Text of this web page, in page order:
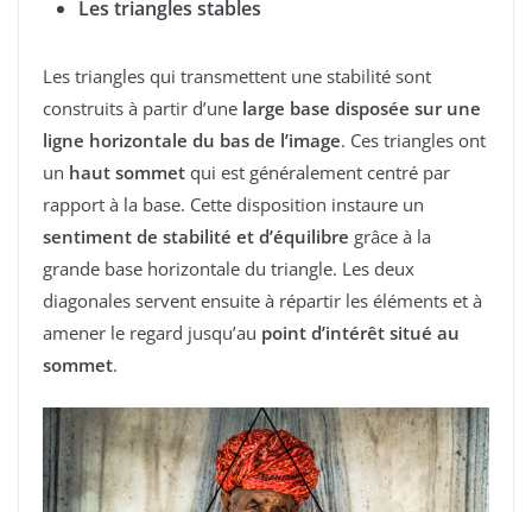
Les triangles stables
Les triangles qui transmettent une stabilité sont
construits à partir d’une large base disposée sur une
ligne horizontale du bas de l’image. Ces triangles ont
un haut sommet qui est généralement centré par
rapport à la base. Cette disposition instaure un
sentiment de stabilité et d’équilibre grâce à la
grande base horizontale du triangle. Les deux
diagonales servent ensuite à répartir les éléments et à
amener le regard jusqu’au point d’intérêt situé au
sommet.